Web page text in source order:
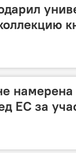
намерена
ЕС за